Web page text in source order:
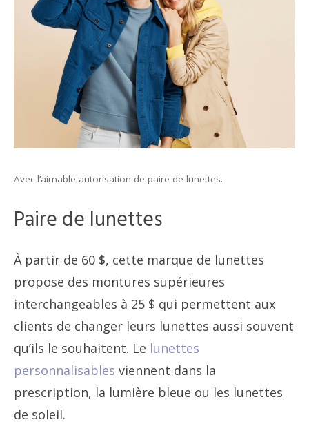
Avec l’aimable autorisation de paire de lunettes.
Paire de lunettes
À partir de 60 $, cette marque de lunettes
propose des montures supérieures
interchangeables à 25 $ qui permettent aux
clients de changer leurs lunettes aussi souvent
qu’ils le souhaitent. Le lunettes
personnalisables viennent dans la
prescription, la lumière bleue ou les lunettes
de soleil.